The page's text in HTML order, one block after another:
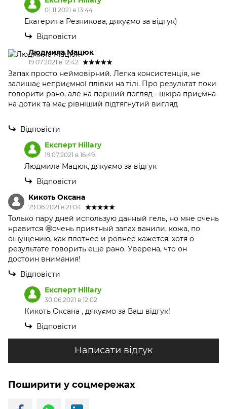
01.11.2021 в 13:44
Екатерина Резникова, дякуємо за відгук)
Відповісти
Людмила Мацюк
19.07.2021 в 12:42
Запах просто неймовірний. Легка консистенція, не
залишає неприємної плівки на тілі. Про результат поки
говорити рано, але на перший погляд - шкіра приємна
на дотик та має рівніший підтягнутий вигляд
Відповісти
Експерт Hillary
19.07.2021 в 16:49
Людмила Мацюк, дякуємо за відгук
Відповісти
Кикоть Оксана
29.06.2021 в 21:04
Только пару дней использую данный гель, но мне очень
нравится 🤩очень приятный запах ванили, кожа, по
ощущению, как плотнее и ровнее кажется, хотя о
результате говорить ещё рано. Уверена, что он
достоин внимания!
Відповісти
Експерт Hillary
30.06.2021 в 12:02
Кикоть Оксана , дякуємо за Ваш відгук!
Відповісти
Написати відгук
Поширити у соцмережах